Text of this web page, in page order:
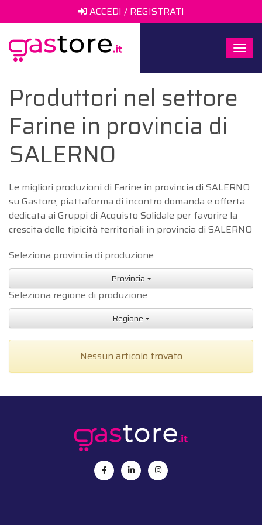
ACCEDI / REGISTRATI
Produttori nel settore
Farine in provincia di
SALERNO
Le migliori produzioni di Farine in provincia di SALERNO
su Gastore, piattaforma di incontro domanda e offerta
dedicata ai Gruppi di Acquisto Solidale per favorire la
crescita delle tipicità territoriali in provincia di SALERNO
Seleziona provincia di produzione
Provincia
Seleziona regione di produzione
Regione
Nessun articolo trovato